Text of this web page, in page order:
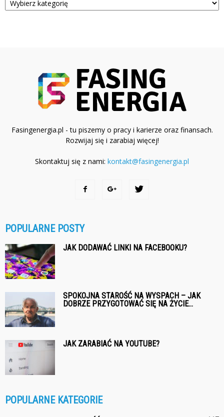
Fasingenergia.pl - tu piszemy o pracy i karierze oraz finansach.
Rozwijaj się i zarabiaj więcej!
Skontaktuj się z nami: kontakt@fasingenergia.pl
POPULARNE POSTY
JAK DODAWAĆ LINKI NA FACEBOOKU?
SPOKOJNA STAROŚĆ NA WYSPACH – JAK
DOBRZE PRZYGOTOWAĆ SIĘ NA ŻYCIE...
JAK ZARABIAĆ NA YOUTUBE?
POPULARNE KATEGORIE